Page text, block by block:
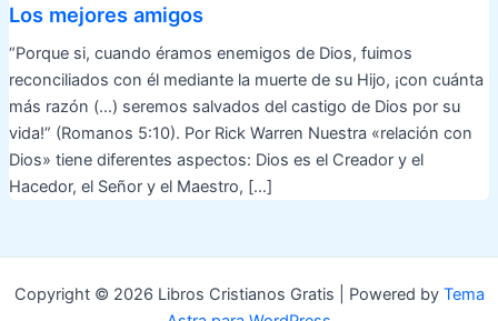
Los mejores amigos
“Porque si, cuando éramos enemigos de Dios, fuimos
reconciliados con él mediante la muerte de su Hijo, ¡con cuánta
más razón (…) seremos salvados del castigo de Dios por su
vida!” (Romanos 5:10). Por Rick Warren Nuestra «relación con
Dios» tiene diferentes aspectos: Dios es el Creador y el
Hacedor, el Señor y el Maestro, […]
Copyright © 2026 Libros Cristianos Gratis | Powered by Tema